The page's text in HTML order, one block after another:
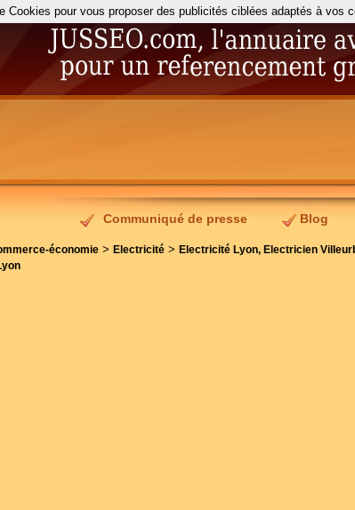
Communiqué de presse Blog
économie > Electricité > Electricité Lyon, Electricien
pour vous proposer des publicités ciblées adaptés à vos